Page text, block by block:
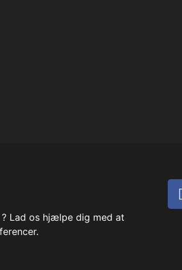
Lad os hjælpe dig med at